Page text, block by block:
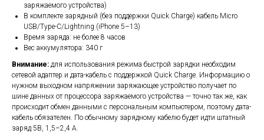
заряжаемого устройства)
В комплекте зарядный (без поддержки Quick Charge) кабель Micro
USB/Type-C/Lightning (iPhone 5–13)
Время заряда: не более 8 часов
Вес аккумулятора: 340 г
Внимание: для использования режима быстрой зарядки необходим
сетевой адаптер и дата-кабель с поддержкой Quick Charge. Информацию о
нужном выходном напряжении заряжающее устройство получает по
шине данных от процессора заряжаемого устройства — точно так же, как
происходит обмен данными с персональным компьютером, поэтому дата-
кабель обязателен. По обычному зарядному кабелю будет идти штатный
заряд 5В, 1,5–2,4 A.